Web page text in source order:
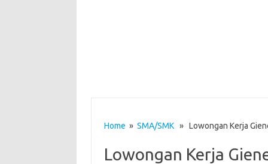
Home » SMA/SMK» Lowongan Kerja
Lowongan Kerja